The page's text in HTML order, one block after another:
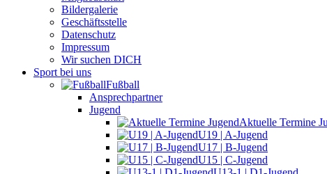
Bildergalerie
Geschäftsstelle
Datenschutz
Impressum
Wir suchen DICH
Sport bei uns
Fußball
Ansprechpartner
Jugend
Aktuelle Termine
U19 | A-Jugend
U17 | B-Jugend
U15 | C-Jugend